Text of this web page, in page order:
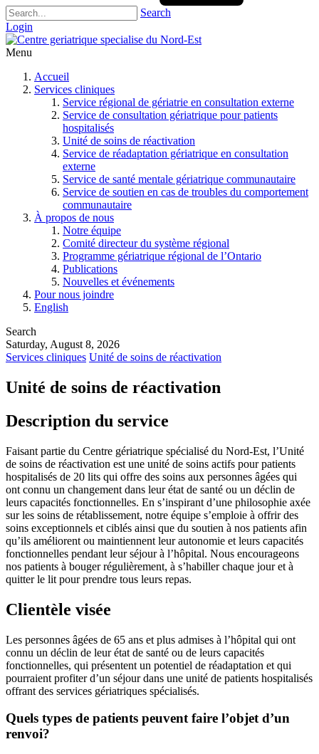
Search
Login
Menu
Accueil
Services cliniques
Service régional de gériatrie en consultation externe
Service de consultation gériatrique pour patients
hospitalisés
Unité de soins de réactivation
Service de réadaptation gériatrique en consultation
externe
Service de santé mentale gériatrique communautaire
Service de soutien en cas de troubles du comportement
communautaire
À propos de nous
Notre équipe
Comité directeur du système régional
Programme gériatrique régional de l’Ontario
Publications
Nouvelles et événements
Pour nous joindre
English
Search
Saturday, August 8, 2026
Services cliniques Unité de soins de réactivation
Unité de soins de réactivation
Description du service
Faisant partie du Centre gériatrique spécialisé du Nord-Est, l’Unité
de soins de réactivation est une unité de soins actifs pour patients
hospitalisés de 20 lits qui offre des soins aux personnes âgées qui
ont connu un changement dans leur état de santé ou un déclin de
leurs capacités fonctionnelles. En s’inspirant d’une philosophie axée
sur les soins de rétablissement, notre équipe s’emploie à offrir des
soins exceptionnels et ciblés ainsi que du soutien à nos patients afin
qu’ils améliorent ou maintiennent leur autonomie et leurs capacités
fonctionnelles pendant leur séjour à l’hôpital. Nous encourageons
nos patients à bouger régulièrement, à s’habiller chaque jour et à
quitter le lit pour prendre tous leurs repas.
Clientèle visée
Les personnes âgées de 65 ans et plus admises à l’hôpital qui ont
connu un déclin de leur état de santé ou de leurs capacités
fonctionnelles, qui présentent un potentiel de réadaptation et qui
pourraient profiter d’un séjour dans une unité de patients hospitalisés
offrant des services gériatriques spécialisés.
Quels types de patients peuvent faire l’objet d’un
renvoi?